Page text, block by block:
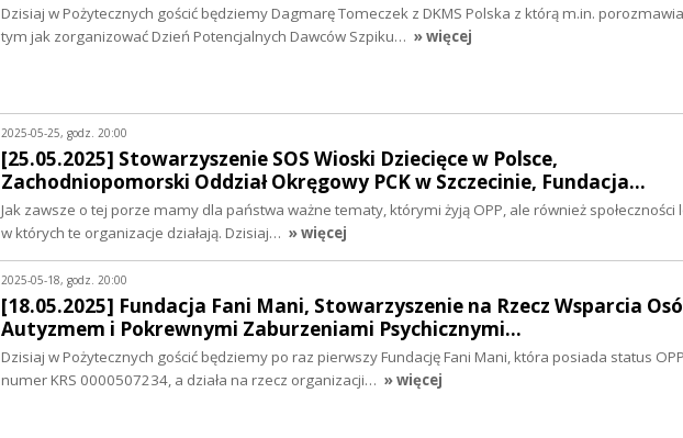
Dzisiaj w Pożytecznych gościć będziemy Dagmarę Tomeczek z DKMS Polska z którą m.in.
tym jak zorganizować Dzień Potencjalnych Dawców Szpiku… » więcej
2025-05-25, godz. 20:00
[25.05.2025] Stowarzyszenie SOS Wioski Dziecięce w Polsce,
Zachodniopomorski Oddział Okręgowy PCK w Szczecinie, Fundacja…
Jak zawsze o tej porze mamy dla państwa ważne tematy, którymi żyją OPP, ale również społeczności
w których te organizacje działają. Dzisiaj… » więcej
2025-05-18, godz. 20:00
[18.05.2025] Fundacja Fani Mani, Stowarzyszenie na Rzecz Wsparcia
Autyzmem i Pokrewnymi Zaburzeniami Psychicznymi…
Dzisiaj w Pożytecznych gościć będziemy po raz pierwszy Fundację Fani Mani, która posiada status
numer KRS 0000507234, a działa na rzecz organizacji… » więcej